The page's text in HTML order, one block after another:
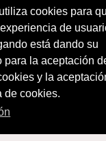
cookies para
de
está dando su
para la aceptación
y la
de cookies.
Síguenos en